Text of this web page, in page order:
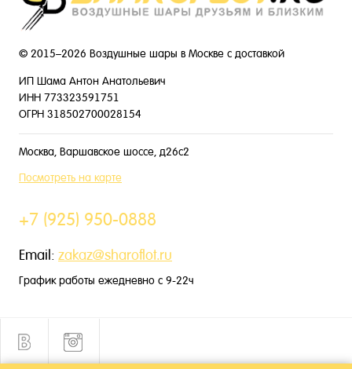
© 2015–2026 Воздушные шары в Москве с доставкой
ИП Шама Антон Анатольевич
ИНН 773323591751
ОГРН 318502700028154
Москва, Варшавское шоссе, д26с2
Посмотреть на карте
+7 (925) 950-0888
Email: zakaz@sharoflot.ru
График работы ежедневно с 9-22ч